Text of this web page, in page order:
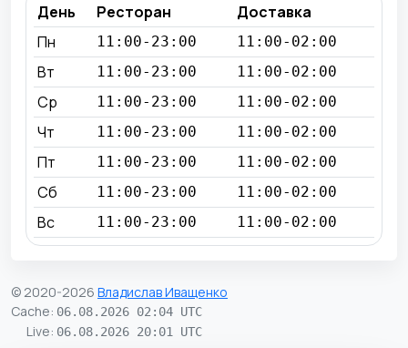
День Ресторан
Доставка
Пн
11:00-23:00 11:00-02:00
Вт 11:00-23:00 11:00-02:00
Ср 11:00-23:00 11:00-02:00
Чт 11:00-23:00 11:00-02:00
Пт 11:00-23:00 11:00-02:00
Сб 11:00-23:00 11:00-02:00
Вс 11:00-23:00 11:00-02:00
© 2020-2026 Владислав Иващенко
Cache: 06.08.2026 02:04 UTC
Live: 06.08.2026 20:01 UTC